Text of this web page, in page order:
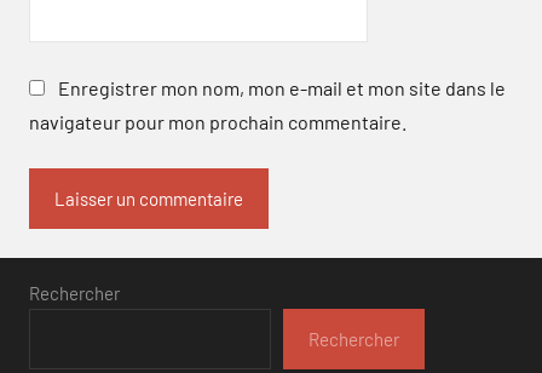
Enregistrer mon nom, mon e-mail et mon site dans le
navigateur pour mon prochain commentaire.
Rechercher
Rechercher